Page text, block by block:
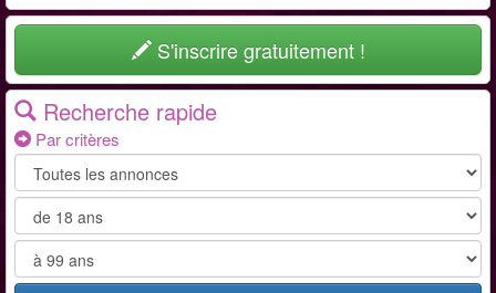
S'inscrire gratuitement !
Recherche rapide
Par critères